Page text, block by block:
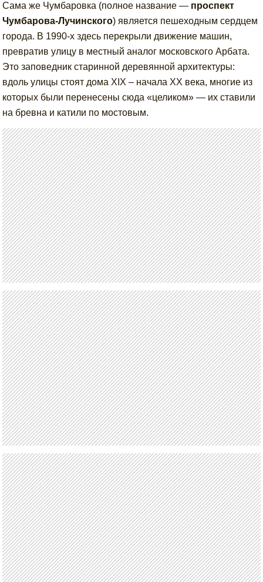
Сама же Чумбаровка (полное название — проспект
Чумбарова-Лучинского) является пешеходным сердцем
города. В 1990-х здесь перекрыли движение машин,
превратив улицу в местный аналог московского Арбата.
Это заповедник старинной деревянной архитектуры:
вдоль улицы стоят дома XIX – начала XX века, многие из
которых были перенесены сюда «целиком» — их ставили
на бревна и катили по мостовым.